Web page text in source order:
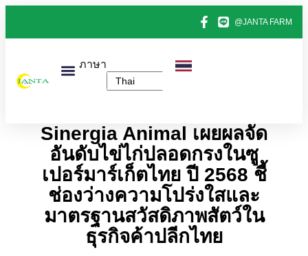
@JANTA FARM
ภาษา
Sinergia Animal เผยผลจัด
อันดับไข่ไก่ปลอดกรงในซู
เปอร์มาร์เก็ตไทย ปี 2568 ชี้
ช่องว่างความโปร่งใสและ
มาตรฐานสวัสดิภาพสัตว์ใน
ธุรกิจค้าปลีกไทย